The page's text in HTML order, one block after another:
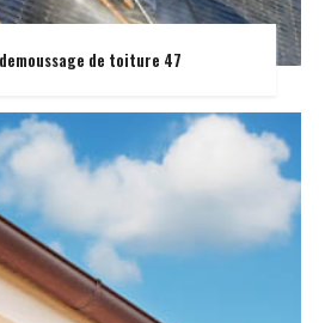
de toiture 47